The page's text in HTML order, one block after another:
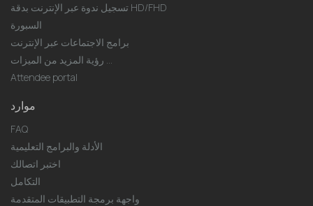
تسجيل ندوة عبر الإنترنت بدقة HD/FHD
السبورة
برامج الاجتماعات عبر الإنترنت
رؤية المزيد من الميزات ...
Attendee portal
موارد
FAQ
الأدلة والبرامج التعليمية
اختبر اتصالك
التكامل
واجهة برمجة التطبيقات المتقدمة